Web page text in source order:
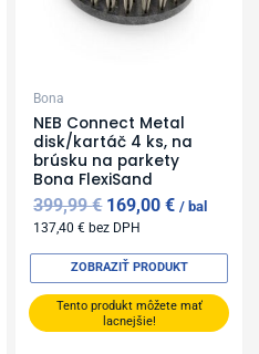
Bona
NEB Connect Metal
disk/kartáč 4 ks, na
brúsku na parkety
Bona FlexiSand
399,99€ 169,00€ bal
137,40€ bez DPH
Tento produkt môžete mať
lacnejšie!
ZOBRAZIŤ PRODUKT